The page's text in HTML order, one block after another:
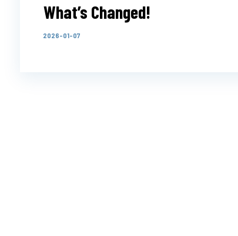
What’s Changed!
2026-01-07